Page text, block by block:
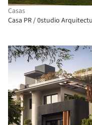
Casas
Casa PR / 0studio